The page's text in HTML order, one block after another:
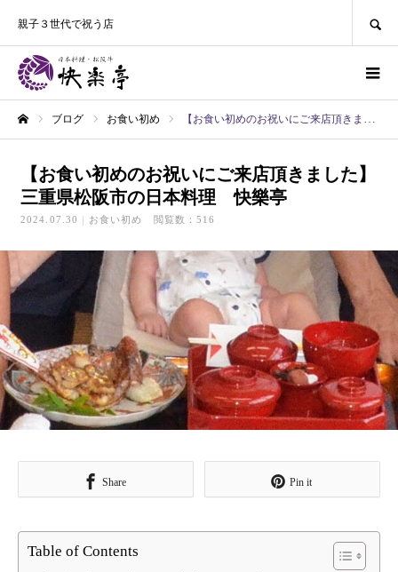
親子３世代で祝う店
ブログ お食い初め 【お食い初めのお祝いにご来店頂きました】三重県松阪市の日本料理 快樂亭
【お食い初めのお祝いにご来店頂きました】
三重県松阪市の日本料理 快樂亭
2024.07.30 お食い初め 閲覧数：516
Share Pin it
Table of Contents